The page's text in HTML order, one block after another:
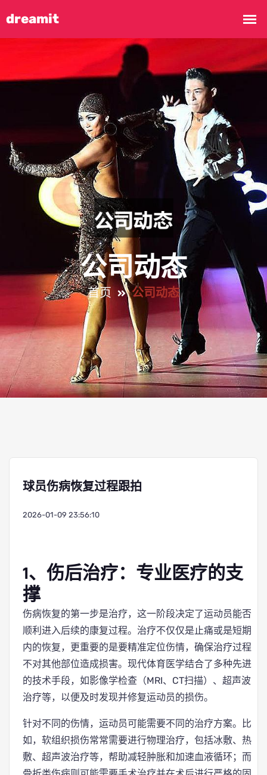
公司动态
首页 公司动态
球员伤病恢复过程跟拍
2026-01-09 23:56:10
1、伤后治疗：专业医疗的支
撑
伤病恢复的第一步是治疗，这一阶段决定了运动员能否
顺利进入后续的康复过程。治疗不仅仅是止痛或是短期
内的恢复，更重要的是要精准定位伤情，确保治疗过程
不对其他部位造成损害。现代体育医学结合了多种先进
的技术手段，如影像学检查（MRI、CT扫描）、超声波
治疗等，以便及时发现并修复运动员的损伤。
针对不同的伤情，运动员可能需要不同的治疗方案。比
如，软组织损伤常常需要进行物理治疗，包括冰敷、热
敷、超声波治疗等，帮助减轻肿胀和加速血液循环；而